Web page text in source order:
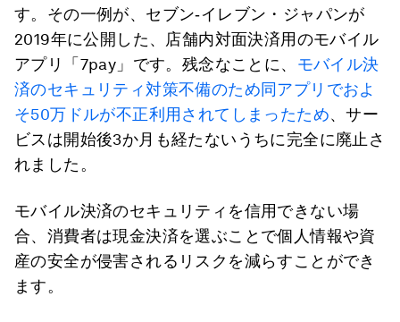
す。その一例が、セブン‐イレブン・ジャパンが
2019年に公開した、店舗内対面決済用のモバイル
アプリ「7pay」です。残念なことに、 モバイル決
済のセキュリティ対策不備のため同アプリでおよ
そ50万ドルが不正利用されてしまったため、サー
ビスは開始後3か月も経たないうちに完全に廃止さ
れました。
モバイル決済のセキュリティを信用できない場
合、消費者は現金決済を選ぶことで個人情報や資
産の安全が侵害されるリスクを減らすことができ
ます。